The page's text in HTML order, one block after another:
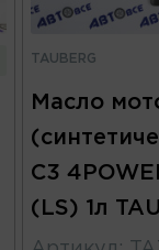
TAUBERG
Масло
C3
(LS) 1л